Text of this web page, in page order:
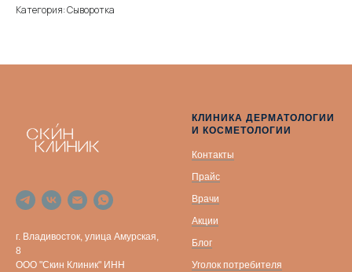
Категория: Сыворотка
г. Владивосток, улица Амурская,
8
ООО "Скин Клиник" ИНН
КЛИНИКА ДЕРМАТОЛОГИИ
И КОСМЕТОЛОГИИ
Контакты
Прайс
Врачи
Акции
Блог
Уголок потребителя